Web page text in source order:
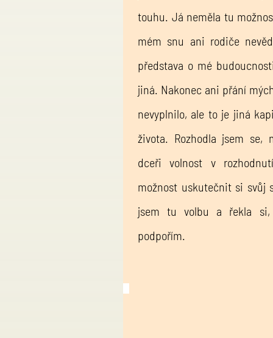
touhu. Já neměla tu
mém snu ani rodiče
představa o mé
jiná. Nakonec ani přání
nevyplnilo, ale to je jiná
života. Rozhodla jsem se,
dceři volnost v
možnost uskutečnit si svůj
jsem tu volbu a řekla
podpořím.